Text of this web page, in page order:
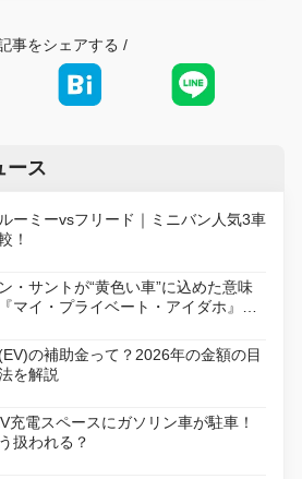
事をシェアする /
ース
ーミーvsフリード｜ミニバン人気3車
！
・サントが“黄色い車”に込めた意味
マイ・プライベート・アイダホ』が
リマスター版で復活
の補助金って？2026年の金額の目
を解説
充電スペースにガソリン車が駐車！
扱われる？